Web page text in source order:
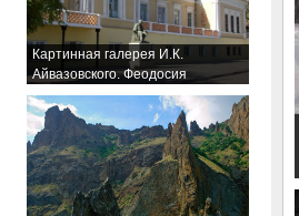
Картинная галерея И.К.
Айвазовского. Феодосия